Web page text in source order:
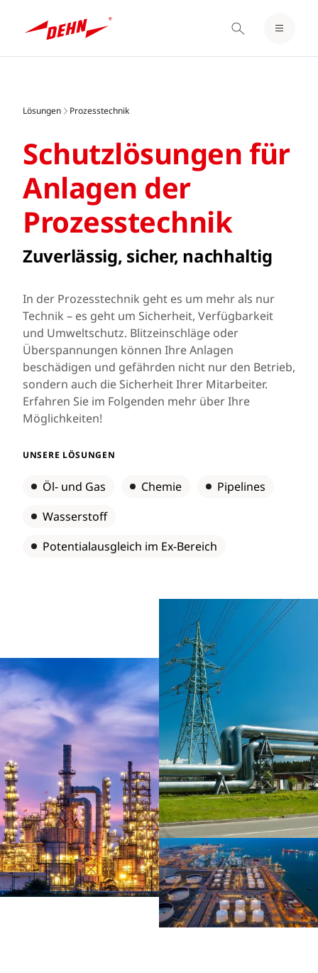
content
EINLOGGEN / REGISTRIEREN
Lösungen Prozesstechnik
Schutzlösungen für
Anlagen der
Prozesstechnik
Zuverlässig, sicher, nachhaltig
In der Prozesstechnik geht es um mehr als nur
Technik – es geht um Sicherheit, Verfügbarkeit
und Umweltschutz. Blitzeinschläge oder
Überspannungen können Ihre Anlagen
beschädigen und gefährden nicht nur den Betrieb,
sondern auch die Sicherheit Ihrer Mitarbeiter.
Erfahren Sie im Folgenden mehr über Ihre
Möglichkeiten!
UNSERE LÖSUNGEN
Öl- und Gas Chemie
Pipelines
Wasserstoff
Potentialausgleich im Ex-Bereich